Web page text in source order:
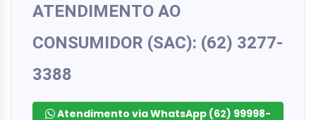
ATENDIMENTO AO
CONSUMIDOR (SAC): (62) 3277-
3388
Atendimento via WhatsApp (62) 99998-